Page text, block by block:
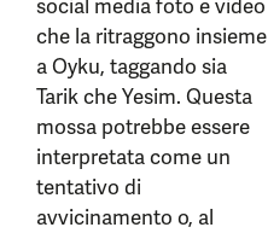
social media foto e video
che la ritraggono insieme
a Oyku, taggando sia
Tarik che Yesim. Questa
mossa potrebbe essere
interpretata come un
tentativo di
avvicinamento o, al